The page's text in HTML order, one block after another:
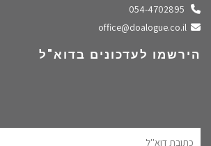
התקשרו אלינו
שלחו מייל
הירשמו לעדכונים בדוא"ל